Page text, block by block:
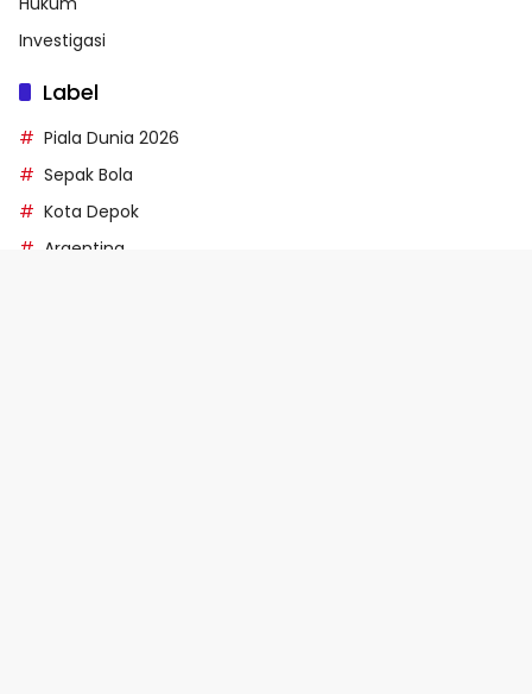
Investigasi
Label
Piala Dunia 2026
Sepak Bola
Kota Depok
Argentina